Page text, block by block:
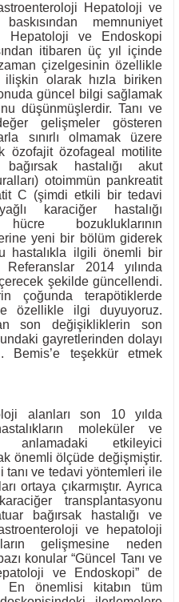
Hepatoloji ve
memnuniyet
Hepatoloji ve Endoskopi
itibaren üç yıl içinde
çizelgesinin özellikle
ilişkin olarak hızla biriken
güncel bilgi sağlamak
düşünmüşlerdir. Tanı ve
gelişmeler gösteren
sınırlı olmamak üzere
özofajit özofageal motilite
bağırsak hastalığı akut
otoimmün pankreatit
C (şimdi etkili bir tedavi
karaciğer hastalığı
bozukluklarının
yeni bir bölüm giderek
hastalıkla ilgili önemli bir
Referanslar 2014 yılında
şekilde güncellendi.
çoğunda terapötiklerde
özellikle ilgi duyuyoruz.
son değişikliklerin son
gayretlerinden dolayı
Bemis’e teşekkür etmek
alanları son 10 yılda
moleküler ve
anlamadaki etkileyici
önemli ölçüde değişmiştir.
ve tedavi yöntemleri ile
ortaya çıkarmıştır. Ayrıca
transplantasyonu
bağırsak hastalığı ve
ve hepatoloji
gelişmesine neden
konular “Güncel Tanı ve
ve Endoskopi” de
En önemlisi kitabın tüm